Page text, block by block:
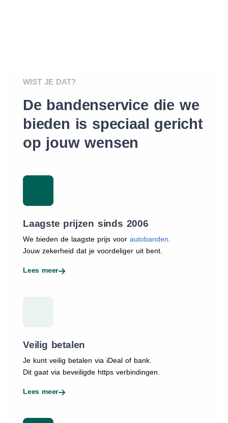
WIST JE DAT?
De bandenservice die we
bieden is speciaal gericht
op jouw wensen
Laagste prijzen sinds 2006
We bieden de laagste prijs voor autobanden
Jouw zekerheid dat je voordeliger uit bent.
Lees meer
Veilig betalen
Je kunt veilig betalen via iDeal of bank.
Dit gaat via beveiligde https verbindingen.
Lees meer